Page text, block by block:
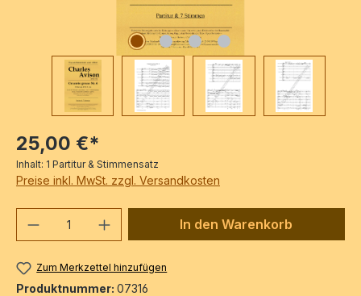
25,00 €*
Inhalt: 1 Partitur & Stimmensatz
Preise inkl. MwSt. zzgl. Versandkosten
Produkt Anzahl: Gib denIn den Warenkorb
Zum Merkzettel hinzufügen
Produktnummer: 07316